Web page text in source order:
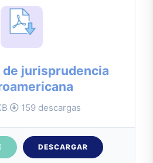
jurisprudencia
159 descargas
DESCARGAR